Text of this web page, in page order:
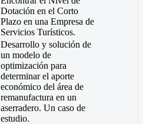
Dotación en el Corto
Plazo en una Empresa de
Servicios Turísticos.
Desarrollo y solución de
un modelo de
optimización para
determinar el aporte
económico del área de
remanufactura en un
aserradero. Un caso de
estudio.